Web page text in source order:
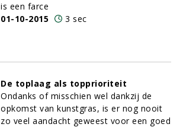
is een farce
01-10-2015
3 sec
De toplaag als topprioriteit
Ondanks of misschien wel dankzij de
opkomst van kunstgras, is er nog nooit
zo veel aandacht geweest voor een goed